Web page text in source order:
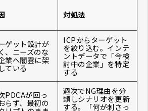
対処法
ゲット設計が
、ニーズのな
業へ闇雲に架
ている
ICPからターゲット
を絞り込む。インテ
ントデータで「今検
討中の企業」を特定
する
PDCAが回っ
らず、最初の
週次でNG理由を分
類しシナリオを更新
する。「何が刺さっ